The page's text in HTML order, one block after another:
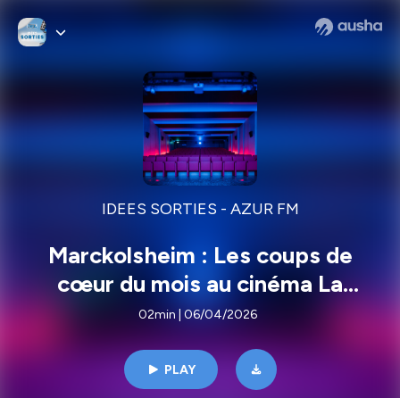
IDEES SORTIES - AZUR FM
Marckolsheim : Les coups de
cœur du mois au cinéma La
Bouilloire
02min | 06/04/2026
PLAY